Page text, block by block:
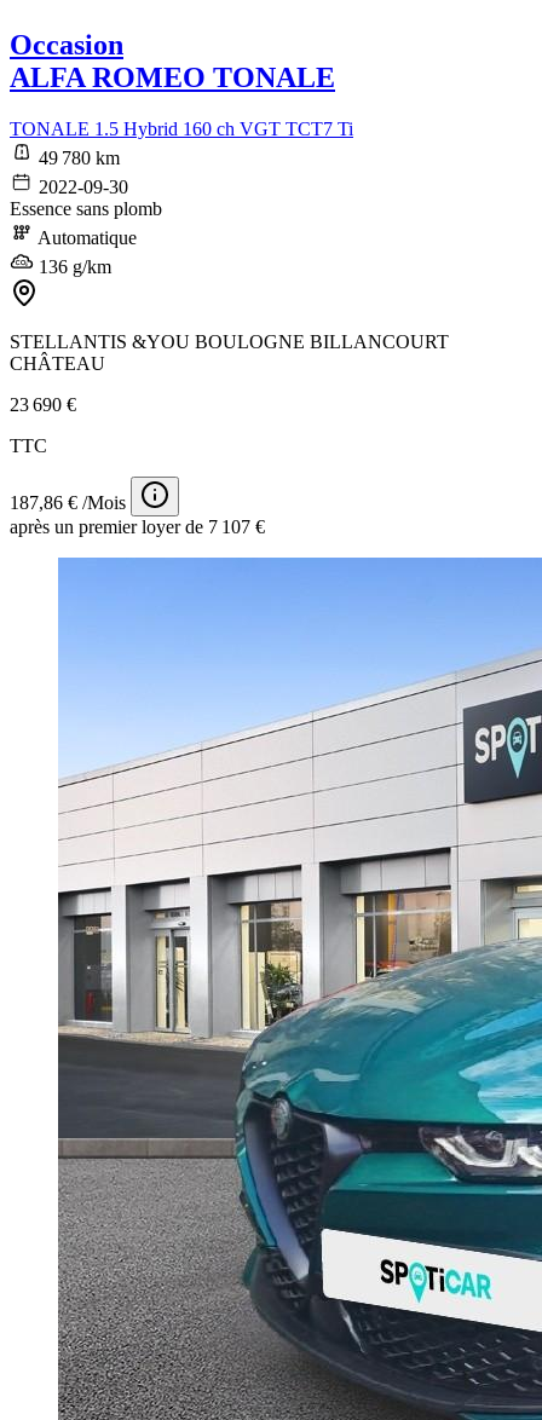
Occasion
ALFA ROMEO TONALE
TONALE 1.5 Hybrid 160 ch VGT TCT7 Ti
49 780 km
2022-09-30
Essence sans plomb
Automatique
136 g/km
STELLANTIS &YOU BOULOGNE BILLANCOURT
CHÂTEAU
23 690 €
TTC
187,86 € /Mois
après un premier loyer de 7 107 €